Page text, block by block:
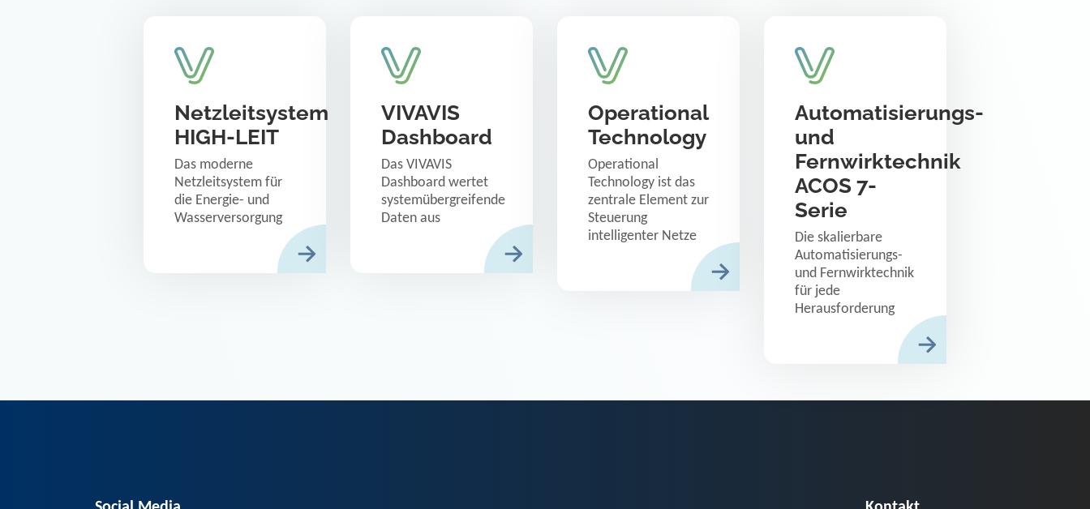
Netzleitsystem
HIGH-LEIT
Das moderne
Netzleitsystem für
die Energie- und
Wasserversorgung
VIVAVIS
Dashboard
Das VIVAVIS
Dashboard wertet
systemübergreifende
Daten aus
Operational
Technology
Operational
Technology ist das
zentrale Element zur
Steuerung
intelligenter Netze
Automatisierungs-
und
Fernwirktechnik
ACOS 7-
Serie
Die skalierbare
Automatisierungs-
und Fernwirktechnik
für jede
Herausforderung